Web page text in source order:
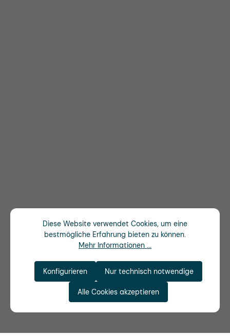
Diese Website verwendet Cookies, um eine
bestmögliche Erfahrung bieten zu können.
Mehr Informationen ...
Nur technisch notwendige
Konfigurieren
Alle Cookies akzeptieren